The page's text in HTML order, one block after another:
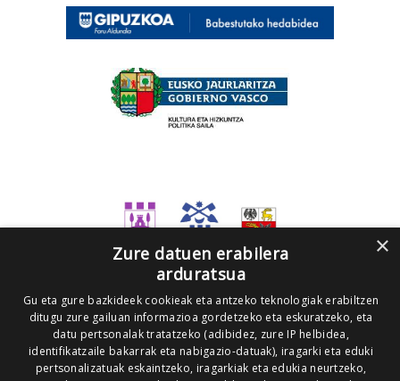
×
Zure datuen erabilera
arduratsua
Gu eta gure bazkideek cookieak eta antzeko teknologiak erabiltzen
ditugu zure gailuan informazioa gordetzeko eta eskuratzeko, eta
datu pertsonalak tratatzeko (adibidez, zure IP helbidea,
identifikatzaile bakarrak eta nabigazio-datuak), iragarki eta eduki
pertsonalizatuak eskaintzeko, iragarkiak eta edukia neurtzeko,